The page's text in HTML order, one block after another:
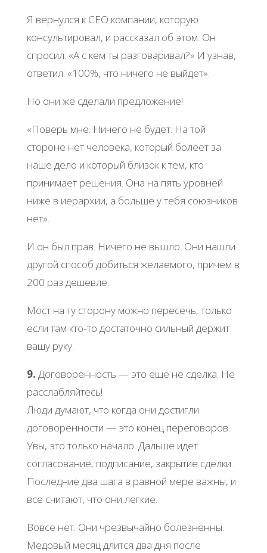
Я вернулся к CEO компании, которую
консультировал, и рассказал об этом. Он
спросил: «А с кем ты разговаривал?» И узнав,
ответил: «100%, что ничего не выйдет».
Но они же сделали предложение!
«Поверь мне. Ничего не будет. На той
стороне нет человека, который болеет за
наше дело и который близок к тем, кто
принимает решения. Она на пять уровней
ниже в иерархии, а больше у тебя союзников
нет».
И он был прав. Ничего не вышло. Они нашли
другой способ добиться желаемого, причем в
200 раз дешевле.
Мост на ту сторону можно пересечь, только
если там кто-то достаточно сильный держит
вашу руку.
9. Договоренность — это еще не сделка. Не
расслабляйтесь!
Люди думают, что когда они достигли
договоренности — это конец переговоров.
Увы, это только начало. Дальше идет
согласование, подписание, закрытие сделки.
Последние два шага в равной мере важны, и
все считают, что они легкие.
Вовсе нет. Они чрезвычайно болезненны.
Медовый месяц длится два дня после